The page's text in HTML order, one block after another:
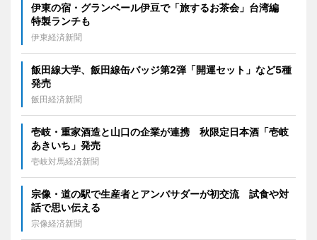
伊東の宿・グランベール伊豆で「旅するお茶会」台湾編
特製ランチも
伊東経済新聞
飯田線大学、飯田線缶バッジ第2弾「開運セット」など5種
発売
飯田経済新聞
壱岐・重家酒造と山口の企業が連携 秋限定日本酒「壱岐
あきいち」発売
壱岐対馬経済新聞
宗像・道の駅で生産者とアンバサダーが初交流 試食や対
話で思い伝える
宗像経済新聞